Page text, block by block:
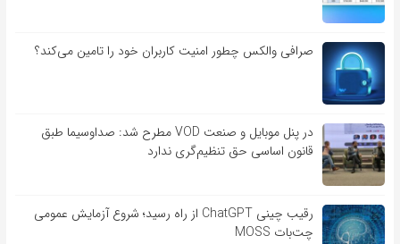
صرافی والکس چطور امنیت کاربران خود را تامین می‌کند؟
در پنل موبایل و صنعت VOD مطرح شد: صداوسیما طبق
قانون اساسی حق تنظیم‌گری ندارد
رقیب چینی ChatGPT از راه رسید؛ شروع آزمایش عمومی
چت‌بات MOSS